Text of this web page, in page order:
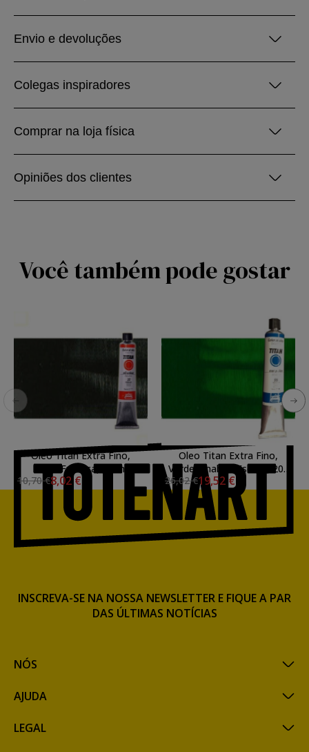
Envio e devoluções
Colegas inspiradores
Comprar na loja física
Opiniões dos clientes
Você também pode gostar
Oleo Titan Extra Fino,
Preto Fumaça, 60 ml.
10,70 €8,02 €
Oleo Titan Extra Fino,
Verde Cinabrio Escuro, 200
ml.
26,02 €19,52 €
NÓS
AJUDA
LEGAL
INSCREVA-SE NA NOSSA NEWSLETTER E FIQUE A PAR
DAS ÚLTIMAS NOTÍCIAS